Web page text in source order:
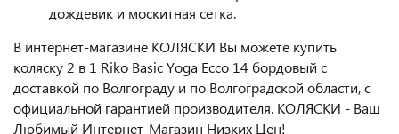
дождевик и москитная сетка.
В интернет-магазине КОЛЯСКИ Вы можете купить
коляску 2 в 1 Riko Basic Yoga Ecco 14 бордовый с
доставкой по Волгограду и по Волгоградской области, с
официальной гарантией производителя. КОЛЯСКИ - Ваш
Любимый Интернет-Магазин Низких Цен!